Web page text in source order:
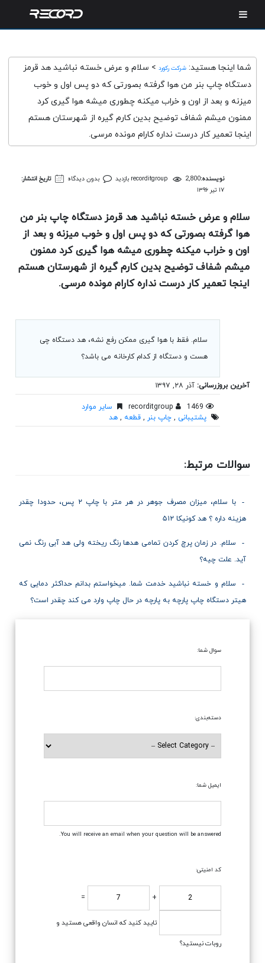
شما اینجا هستید: شرکت رکورد > سلام و عرض خسته نباشید هد قرمز
دستگاه چاپ بنر من هوا گرفته بصورتی که دو پس اول و خوب
میزنه و بعد از اون و خراب میکنه چطوری میشه هوا گیری کرد
ممنون میشم شفاف توضیح بدین کارم گیره از شهرستان هستم
اینجا تعمیر کار درست نداره کارام مونده مرسی.
نویسنده: recorditgroup 2,800 بازدید بدون دیدگاه
تاریخ انتشار:
۱۷ تیر ۱۳۹۶
سلام و عرض خسته نباشید هد قرمز دستگاه چاپ بنر من
هوا گرفته بصورتی که دو پس اول و خوب میزنه و بعد از
اون و خراب میکنه چطوری میشه هوا گیری کرد ممنون
میشم شفاف توضیح بدین کارم گیره از شهرستان هستم
اینجا تعمیر کار درست نداره کارام مونده مرسی.
سلام. فقط با هوا گیری ممکن رفع نشه، هد دستگاه چی
هست و دستگاه از کدام کارخانه می باشد؟
آخرین بروزرسانی: آذر ۲۸, ۱۳۹۷
1469
سایر موارد
پشتیبانی ,چاپ بنر ,قطعه ,هد
سوالات مرتبط:
با سلام، میزان مصرف جوهر در هر متر با چاپ ۲ پس، حدودا چقدر
هزینه داره ؟ هد کونیکا ۵۱۲
سلام. در زمان پرچ کردن تمامی هدها رنگ ریخته ولی هد آبی رنگ نمی
آید. علت چیه؟
سلام و خسته نباشید خدمت شما. میخواستم بدانم حداکثر دمایی که
هیتر دستگاه چاپ پارچه به پارچه در حال چاپ وارد می کند چقدر است؟
سوال شما:
دسته‌بندی:
ایمیل شما:
You will receive an email when your question will be answered.
کد امنیتی:
+
=
تایید کنید که انسان واقعی هستید و
روبات نیستید؟